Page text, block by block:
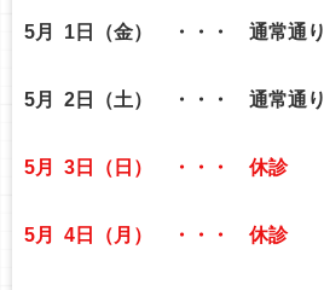
5月 1日（金） ・・・ 通常通り
5月 2日（土） ・・・ 通常通り
5月 3日（日） ・・・ 休診
5月 4日（月） ・・・ 休診